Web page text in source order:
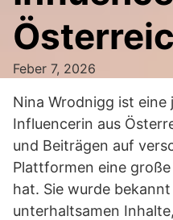
Feber 7, 2026
Nina Wrodnigg ist eine
Influencerin aus
und Beiträgen auf
Plattformen eine
hat. Sie wurde
unterhaltsamen